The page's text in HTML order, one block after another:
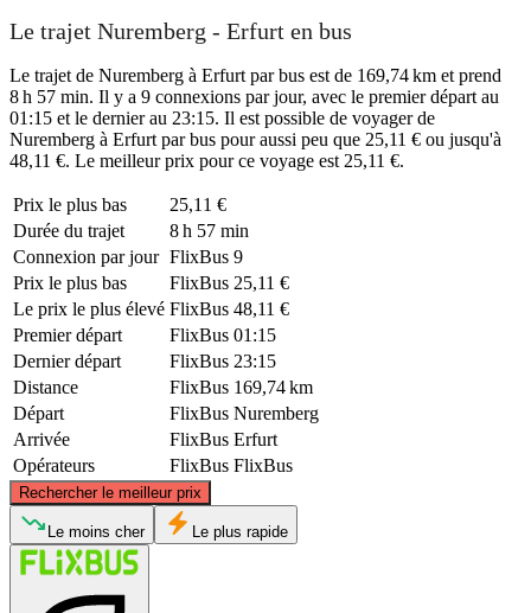
Le trajet Nuremberg - Erfurt en bus
Le trajet de Nuremberg à Erfurt par bus est de 169,74 km et prend
8 h 57 min. Il y a 9 connexions par jour, avec le premier départ au
01:15 et le dernier au 23:15. Il est possible de voyager de
Nuremberg à Erfurt par bus pour aussi peu que 25,11 € ou jusqu'à
48,11 €. Le meilleur prix pour ce voyage est 25,11 €.
Prix ​​le plus bas
25,11 €
Durée du trajet
8 h 57 min
Connexion par jour FlixBus 9
Prix ​​le plus bas
FlixBus 25,11 €
Le prix le plus élevé FlixBus 48,11 €
Premier départ
FlixBus 01:15
Dernier départ
FlixBus 23:15
Distance
FlixBus 169,74 km
Départ
FlixBus Nuremberg
Arrivée
FlixBus Erfurt
Opérateurs
FlixBus FlixBus
Rechercher le meilleur prix
Erfurt
©CARTO
Le moins cher Le plus rapide